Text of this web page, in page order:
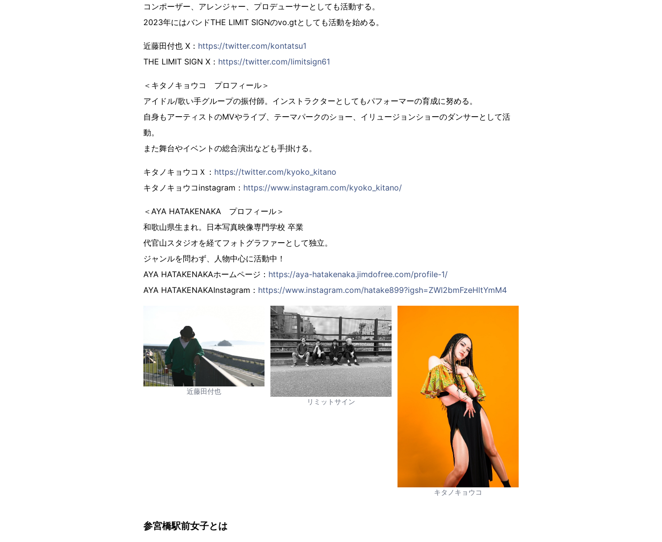
コンポーザー、アレンジャー、プロデューサーとしても活動する。
2023年にはバンドTHE LIMIT SIGNのvo.gtとしても活動を始める。
近藤田付也 X： https://twitter.com/kontatsu1
THE LIMIT SIGN X： https://twitter.com/limitsign61
＜キタノキョウコ プロフィール＞
アイドル/歌い手グループの振付師。インストラクターとしてもパフォーマーの育成に努める。
自身もアーティストのMVやライブ、テーマパークのショー、イリュージョンショーのダンサーとして活
動。
また舞台やイベントの総合演出なども手掛ける。
キタノキョウコＸ： https://twitter.com/kyoko_kitano
キタノキョウコinstagram： https://www.instagram.com/kyoko_kitano/
＜AYA HATAKENAKA プロフィール＞
和歌山県生まれ。日本写真映像専門学校 卒業
代官山スタジオを経てフォトグラファーとして独立。
ジャンルを問わず、人物中心に活動中！
AYA HATAKENAKAホームページ： https://aya-hatakenaka.jimdofree.com/profile-1/
AYA HATAKENAKAInstagram： https://www.instagram.com/hatake899?igsh=ZWl2bmFzeHltYmM4
近藤田付也
リミットサイン
キタノキョウコ
参宮橋駅前女子とは